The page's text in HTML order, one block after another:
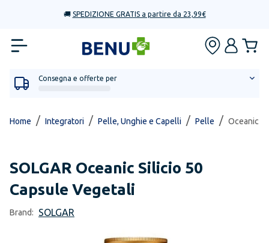
🚚 SPEDIZIONE GRATIS a partire da 23,99€
Consegna e offerte per
Home / Integratori / Pelle, Unghie e Capelli / Pelle / Oceanic
SOLGAR Oceanic Silicio 50
Capsule Vegetali
Brand: SOLGAR